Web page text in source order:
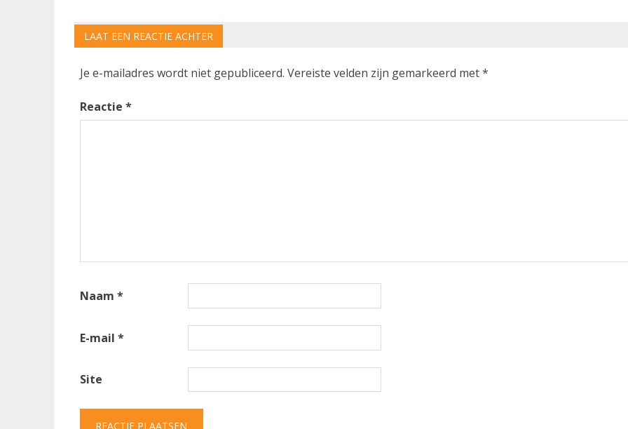
LAAT EEN REACTIE ACHTER
Je e-mailadres wordt niet gepubliceerd. Vereiste velden zijn gemarkeerd met*
Reactie *
Naam *
E-mail *
Site